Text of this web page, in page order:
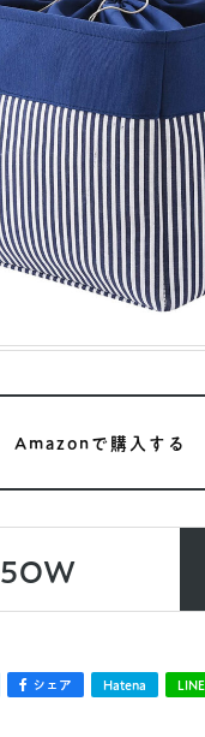
Amazonで購入する
シェア Hatena LINE